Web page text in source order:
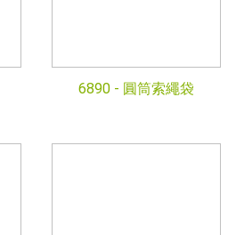
6890 - 圓筒索繩袋